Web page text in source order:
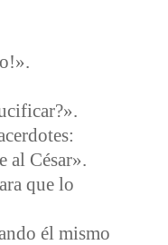
al César».
que lo
él mismo